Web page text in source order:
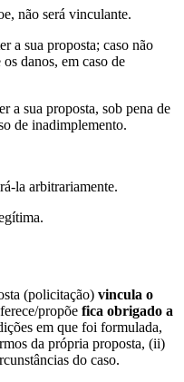
não será vinculante.
a sua proposta; caso não
danos, em caso de
a sua proposta, sob pena de
de inadimplemento.
la arbitrariamente.
(policitação) vincula o
propõe fica obrigado a
em que foi formulada,
da própria proposta, (ii)
do caso.